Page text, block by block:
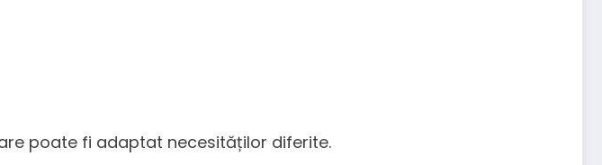
poate fi adaptat necesităților diferite.